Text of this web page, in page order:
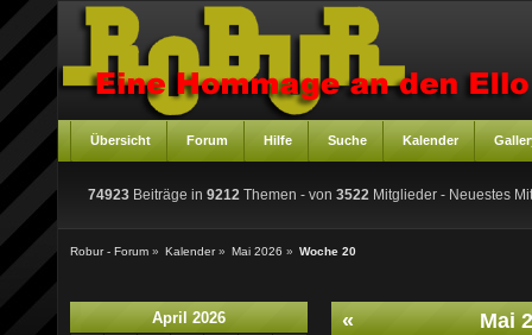
Übersicht Forum Hilfe Suche Kalender
74923 Beiträge in 9212 Themen - von 3522 Mitglieder - Neuestes
Robur - Forum » Kalender» Mai 2026 » Woche 20
April 2026 « Mai